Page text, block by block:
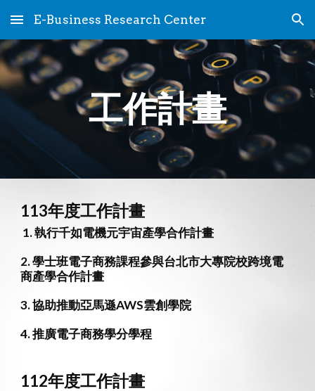
Skip to main content Skip to navigation
E-Business Research Center
工作計畫
113年度工作計畫
執行千如電機元宇宙產學合作計畫
2. 學士班電子商務課程參與台北市大專院校跨境電
商產學合作計畫
3. 協助推動亞馬遜AWS雲創學院
4. 推廣電子商務學分學程
112年度工作計畫